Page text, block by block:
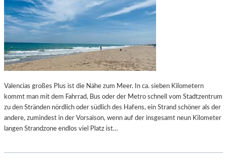
Valencias großes Plus ist die Nähe zum Meer. In ca. sieben Kilometern
kommt man mit dem Fahrrad, Bus oder der Metro schnell vom Stadtzentrum
zu den Stränden nördlich oder südlich des Hafens, ein Strand schöner als der
andere, zumindest in der Vorsaison, wenn auf der insgesamt neun Kilometer
langen Strandzone endlos viel Platz ist…